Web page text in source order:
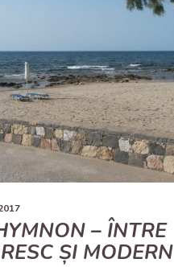
– ÎNTRE
ȘI MODERN